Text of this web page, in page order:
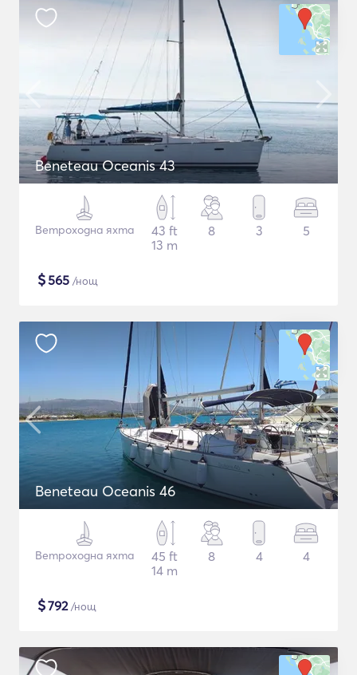
Beneteau Oceanis 43
Ветроходна яхта
43 ft
13 m
8 3 5
$565 /нощ
Beneteau Oceanis 46
Ветроходна яхта
45 ft
14 m
8 4 4
$792/нощ